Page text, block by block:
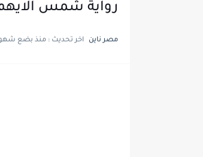
رواية شمس الايهم الفصل
مصر ناين اخر تحديث : منذ بضع